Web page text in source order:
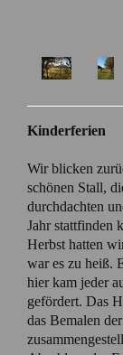
Kinderferien
Wir blicken
schönen Stall,
durchdachten
Jahr stattfinden
Herbst hatten
war es zu heiß.
hier kam jeder
gefördert. Das
das Bemalen